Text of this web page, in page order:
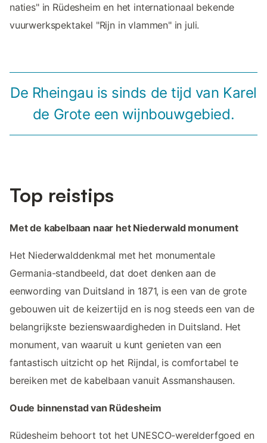
naties" in Rüdesheim en het internationaal bekende
vuurwerkspektakel "Rijn in vlammen" in juli.
De Rheingau is sinds de tijd van Karel
de Grote een wijnbouwgebied.
Top reistips
Met de kabelbaan naar het Niederwald monument
Het Niederwalddenkmal met het monumentale
Germania-standbeeld, dat doet denken aan de
eenwording van Duitsland in 1871, is een van de grote
gebouwen uit de keizertijd en is nog steeds een van de
belangrijkste bezienswaardigheden in Duitsland. Het
monument, van waaruit u kunt genieten van een
fantastisch uitzicht op het Rijndal, is comfortabel te
bereiken met de kabelbaan vanuit Assmanshausen.
Oude binnenstad van Rüdesheim
Rüdesheim behoort tot het UNESCO-werelderfgoed en